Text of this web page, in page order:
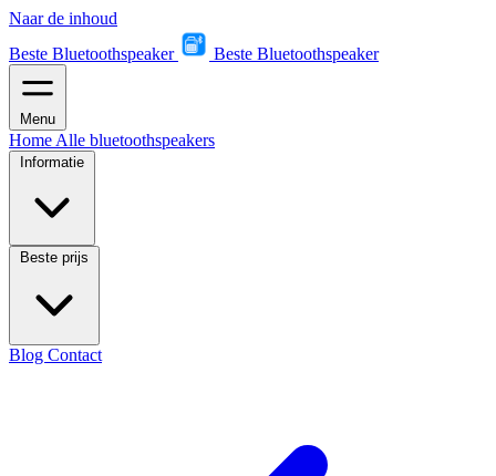
Naar de inhoud
Beste Bluetoothspeaker
Beste Bluetoothspeaker
Menu
Home Alle bluetoothspeakers
Informatie
Beste prijs
Blog Contact